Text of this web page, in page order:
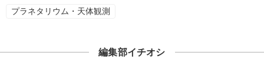
プラネタリウム・天体観測
編集部イチオシ